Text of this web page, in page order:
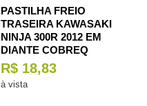
PASTILHA FREIO
TRASEIRA KAWASAKI
NINJA 300R 2012 EM
DIANTE COBREQ
R$ 18,83
à vista